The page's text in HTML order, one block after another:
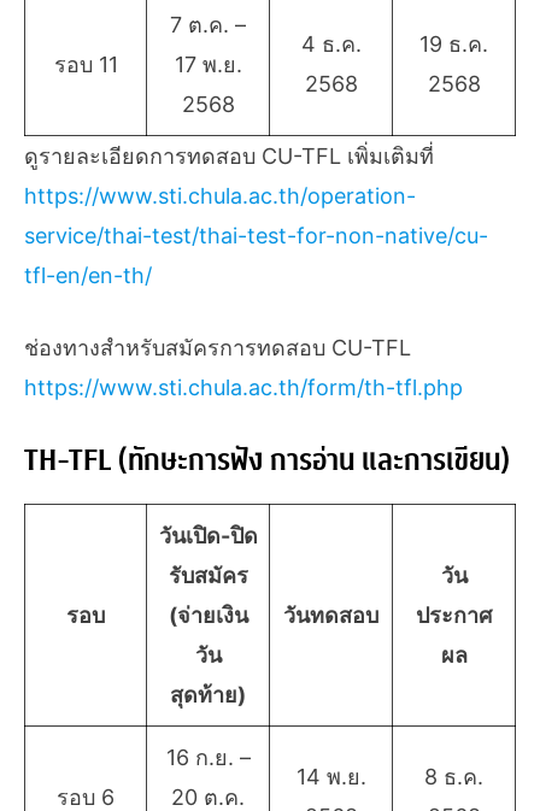
รอบ 11
7 ต.ค. –
17 พ.ย.
2568
4 ธ.ค.
2568
19 ธ.ค.
2568
ดูรายละเอียดการทดสอบ CU-TFL เพิ่มเติมที่
https://www.sti.chula.ac.th/operation-
service/thai-test/thai-test-for-non-native/cu-
tfl-en/en-th/
ช่องทางสำหรับสมัครการทดสอบ CU-TFL
https://www.sti.chula.ac.th/form/th-tfl.php
TH-TFL (ทักษะการฟัง การอ่าน และการเขียน)
รอบ
วันเปิด-ปิด
รับสมัคร
(จ่ายเงิน
วัน
สุดท้าย)
วันทดสอบ
วัน
ประกาศ
ผล
รอบ 6
16 ก.ย. –
20 ต.ค.
14 พ.ย.
8 ธ.ค.